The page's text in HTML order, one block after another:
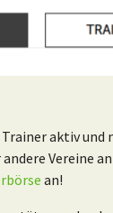
aktiv
Vereine
an!